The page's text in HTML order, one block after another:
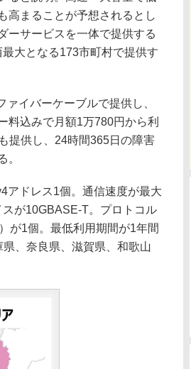
高まることが予想されるとし
ーサービスを一体で提供する
大となる173市町村で提供す
イバーケーブルで提供し、
料込みで月額1万780円から利
提供し、24時間365日の障害
。
ドレス1個。通信速度が最大
が10GBASE-T。プロトコル
が1個。最低利用期間が1年間
、奈良県、滋賀県、和歌山